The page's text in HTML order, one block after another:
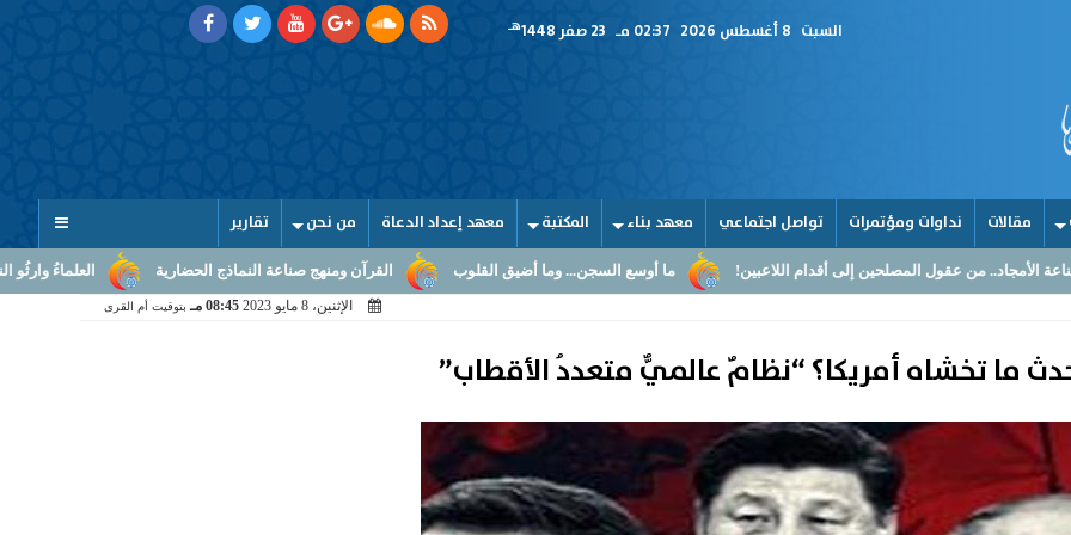
السبت 02:37 مـ هـ
مقالات نداوات ومؤتمرات تواصل اجتماعي معهد بناء المكتبة معهد إعداد الدعاة من نحن تقارير
العلماءُ وارثُو النبوّة: من بلاغ القرآن ومنهج صناعة النماذج الحضارية ما أوسع السجن... وما أضيق القلوب المصلحين إلى أقدام اللاعبين!
الإثنين، 8 مايو 2023 08:45 مـ بتوقيت أم القرى
ما تخشاه أمريكا؟ “نظامٌ عالميٌّ متعددُ الأقطاب”